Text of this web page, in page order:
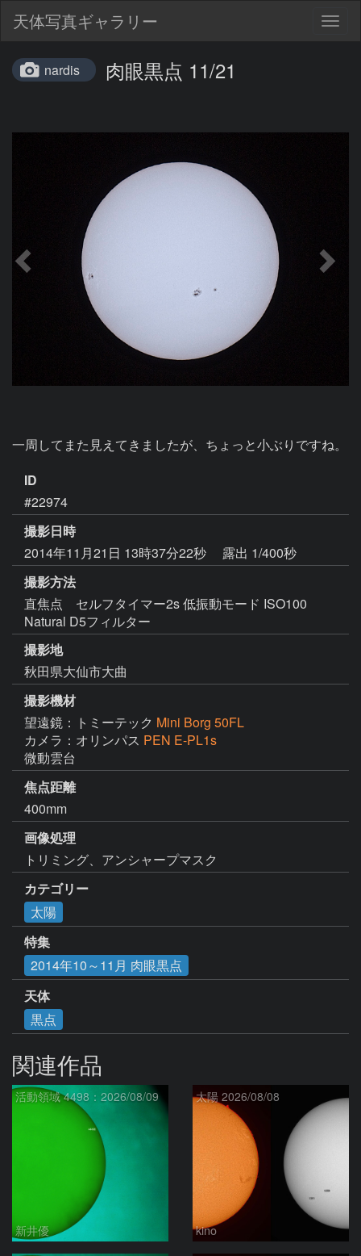
天体写真ギャラリー
nardis 肉眼黒点 11/21
一周してまた見えてきましたが、ちょっと小ぶりですね。
ID
#22974
撮影日時
2014年11月21日 13時37分22秒
露出 1/400秒
撮影方法
直焦点 セルフタイマー2s 低振動モード ISO100
Natural D5フィルター
撮影地
秋田県大仙市大曲
撮影機材
望遠鏡：トミーテック Mini Borg 50FL
カメラ：オリンパス PEN E-PL1s
微動雲台
焦点距離
400mm
画像処理
トリミング、アンシャープマスク
カテゴリー
太陽
特集
2014年10～11月 肉眼黒点
天体
黒点
関連作品
活動領域 4498：2026/08/09
新井優
太陽 2026/08/08
kino